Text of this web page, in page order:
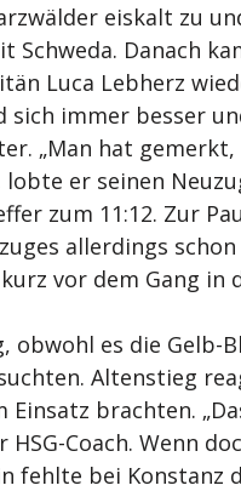
eiskalt zu
Schweda. Danach
Luca Lebherz
immer besser
„Man hat
er seinen
zum 11:12. Zur
allerdings
vor dem Gang in
obwohl es die Gelb-
Altenstieg
Einsatz brachten.
Coach. Wenn
fehlte bei